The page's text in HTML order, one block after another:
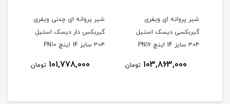
شیر پروانه ای ویفری
گیربکسی دیسک استیل
۳۰۴ سایز 14 اینچ PN16
103,863,000 تومان
شیر پروانه ای چدنی ویفری
گیربکس دار دیسک استیل
۳۰۴ سایز 14 اینچ PN10
101,778,000 تومان